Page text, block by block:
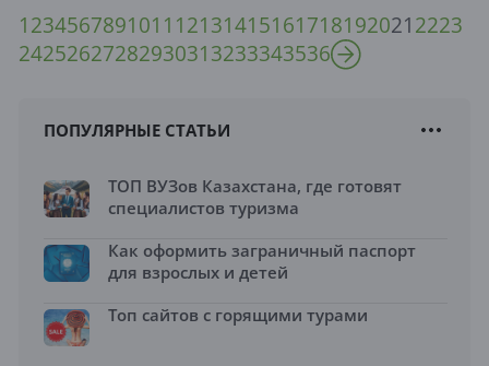
1234567891011 121314151617181920212223
24252627282930313233343536
ПОПУЛЯРНЫЕ СТАТЬИ
ТОП ВУЗов Казахстана, где готовят
специалистов туризма
Как оформить заграничный паспорт
для взрослых и детей
Топ сайтов с горящими турами